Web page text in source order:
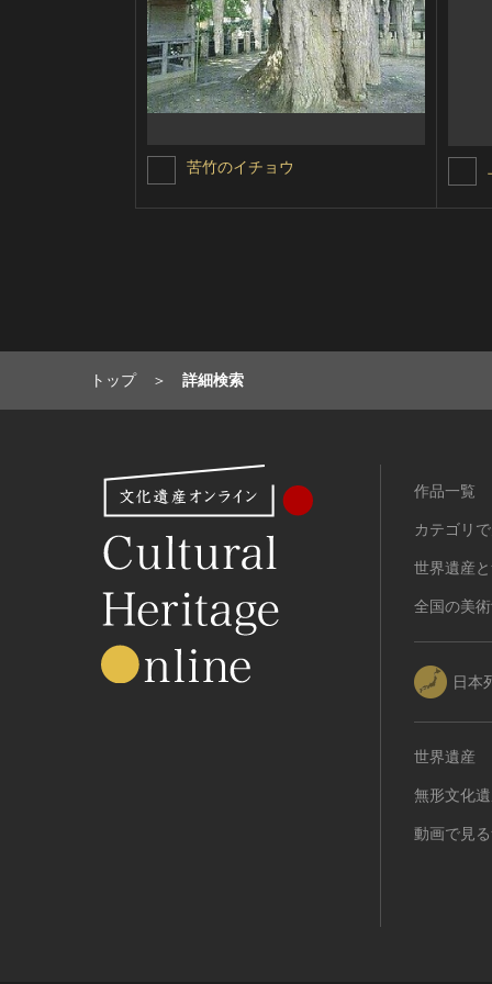
苦竹のイチョウ
トップ 詳細検索
作品一覧
カテゴリ
世界遺産
全国の美
日本
世界遺産
無形文化
動画で見